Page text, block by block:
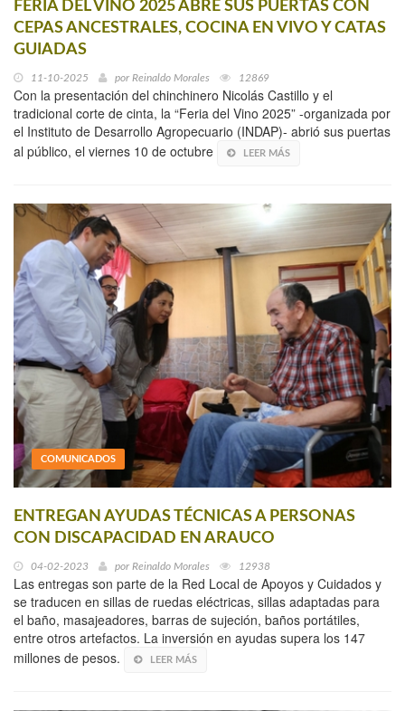
FERIA DEL VINO 2025 ABRE SUS PUERTAS CON
CEPAS ANCESTRALES, COCINA EN VIVO Y CATAS
GUIADAS
11-10-2025 por Reinaldo Morales 12869
Con la presentación del chinchinero Nicolás Castillo y el
tradicional corte de cinta, la “Feria del Vino 2025” -organizada por
el Instituto de Desarrollo Agropecuario (INDAP)- abrió sus puertas
al público, el viernes 10 de octubre
LEER MÁS
COMUNICADOS
ENTREGAN AYUDAS TÉCNICAS A PERSONAS
CON DISCAPACIDAD EN ARAUCO
04-02-2023 por Reinaldo Morales 12938
Las entregas son parte de la Red Local de Apoyos y Cuidados y
se traducen en sillas de ruedas eléctricas, sillas adaptadas para
el baño, masajeadores, barras de sujeción, baños portátiles,
entre otros artefactos. La inversión en ayudas supera los 147
millones de pesos.
LEER MÁS